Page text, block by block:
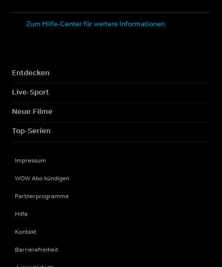
Zum Hilfe-Center für weitere Informationen
Entdecken
Live-Sport
Neue Filme
Top-Serien
Impressum
WOW Abo kündigen
Partnerprogramme
Hilfe
Kontakt
Barrierefreiheit